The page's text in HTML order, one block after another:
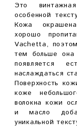
Это
особенной
Кожа
хорошо
Vachetta,
тем больше она
появляется
наслаждаться
Поверхность
коже
волокна кожи
и масло
уникальной